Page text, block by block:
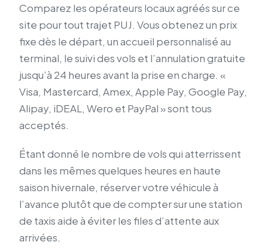
Comparez les opérateurs locaux agréés sur ce
site pour tout trajet PUJ. Vous obtenez un prix
fixe dès le départ, un accueil personnalisé au
terminal, le suivi des vols et l’annulation gratuite
jusqu’à 24 heures avant la prise en charge. «
Visa, Mastercard, Amex, Apple Pay, Google Pay,
Alipay, iDEAL, Wero et PayPal » sont tous
acceptés.
Étant donné le nombre de vols qui atterrissent
dans les mêmes quelques heures en haute
saison hivernale, réserver votre véhicule à
l’avance plutôt que de compter sur une station
de taxis aide à éviter les files d’attente aux
arrivées.